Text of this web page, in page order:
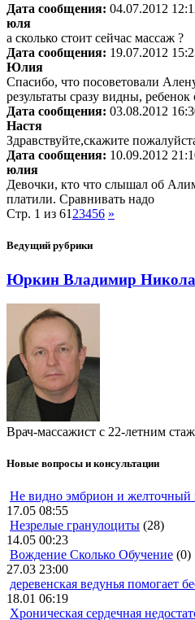
Дата сообщения: 04.07.2012
юля
а сколько стоит сейчас массаж ?
Дата сообщения: 19.07.2012
Юлия
Спасибо, что посоветовали
результаты сразу видны,
Дата сообщения: 03.08.2012
Настя
Здравствуйте,скажите
Дата сообщения: 10.09.2012
юлия
Девочки, кто что слышал об
платили. Сравнивать надо
Стр. 1 из 61 23456 »
Ведущий рубрики
Юркин Владимир
Врач-массажист с 22-летним
Новые вопросы и консультации
Не видно эмбрион и желточный
17.05 08:55
Незрелые гранулоциты (28)
14.05 00:23
Вождение Сколько Обучение (0)
27.03 23:00
деревенская ведунья помогает
18.01 06:19
Хроническая сердечная